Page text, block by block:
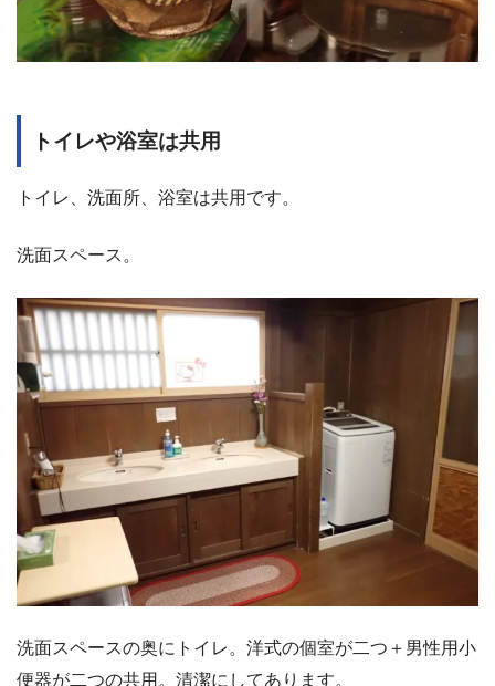
トイレや浴室は共用
トイレ、洗面所、浴室は共用です。
洗面スペース。
洗面スペースの奥にトイレ。洋式の個室が二つ＋男性用小
便器が二つの共用。清潔にしてあります。